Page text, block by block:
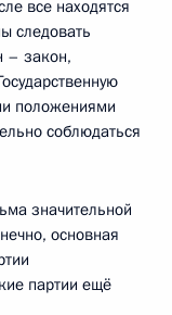
все находятся
следовать
– закон,
положениями
соблюдаться
значительной
основная
партии ещё